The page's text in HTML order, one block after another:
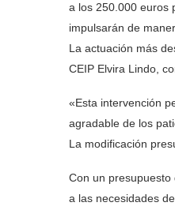
a los 250.000 euros
impulsarán de
La actuación más
CEIP Elvira Lindo,
«Esta intervención
agradable de los
La modificación
Con un
a las necesidades